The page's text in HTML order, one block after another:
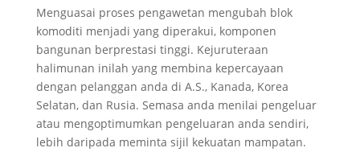
Menguasai proses pengawetan mengubah blok
komoditi menjadi yang diperakui, komponen
bangunan berprestasi tinggi. Kejuruteraan
halimunan inilah yang membina kepercayaan
dengan pelanggan anda di A.S., Kanada, Korea
Selatan, dan Rusia. Semasa anda menilai pengeluar
atau mengoptimumkan pengeluaran anda sendiri,
lebih daripada meminta sijil kekuatan mampatan.